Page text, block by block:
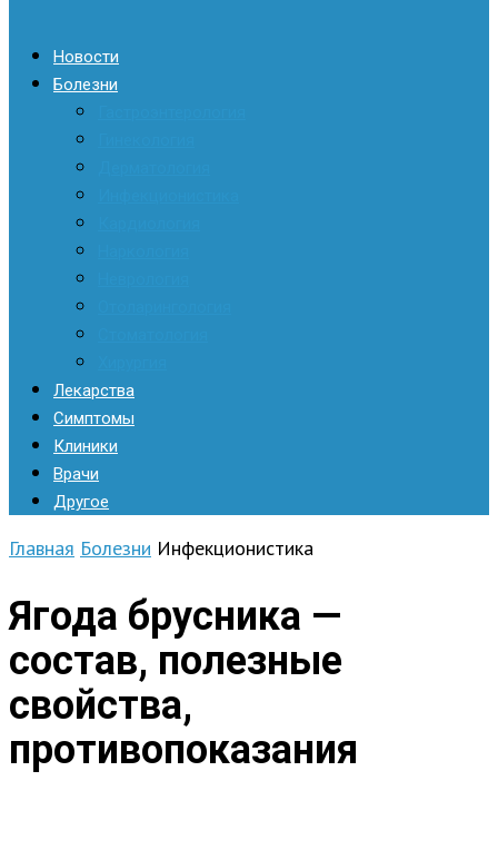
Новости
Болезни
Лекарства
Симптомы
Клиники
Врачи
Другое
Главная Болезни Инфекционистика
Ягода брусника —
состав, полезные
свойства,
противопоказания